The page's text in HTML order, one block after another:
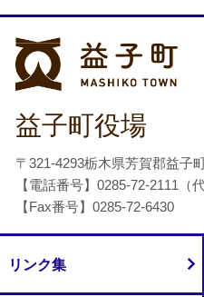
益子町役場
〒321-4293栃木県芳賀郡益子
【電話番号】0285-72-2111（代
【Fax番号】0285-72-6430
リンク集